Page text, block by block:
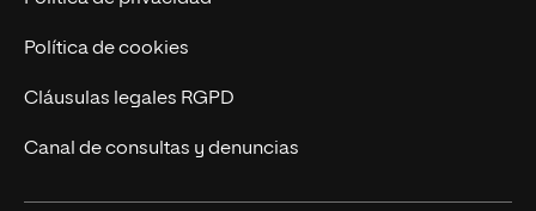
Política de cookies
Cláusulas legales RGPD
Canal de consultas y denuncias